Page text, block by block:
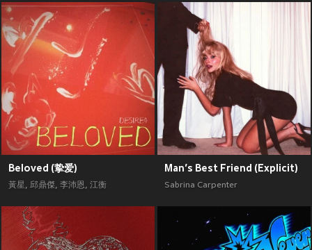
Beloved (挚爱)
黃星, 邱鼎傑, 李沛恩, 江衡
Man’s Best Friend (Explicit)
Sabrina Carpenter